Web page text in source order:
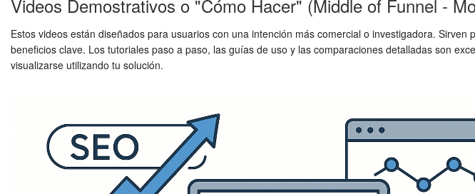
Videos Demostrativos o "Cómo Hacer" (Middle of Funnel -
Estos videos están diseñados para usuarios con una intención más comercial o investigadora.
beneficios clave. Los tutoriales paso a paso, las guías de uso y las comparaciones detalladas son
visualizarse utilizando tu solución.